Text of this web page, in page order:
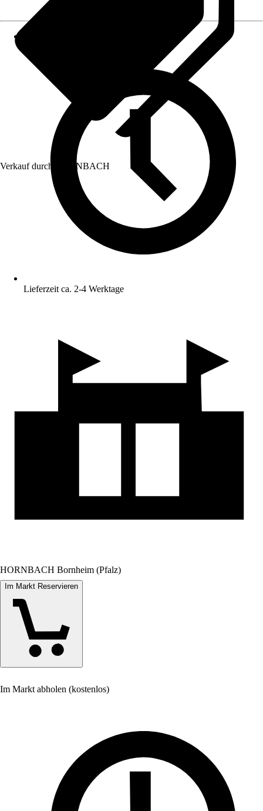
Verkauf durch: HORNBACH
Lieferzeit ca. 2-4 Werktage
HORNBACH Bornheim (Pfalz)
Im Markt Reservieren
Im Markt abholen (kostenlos)